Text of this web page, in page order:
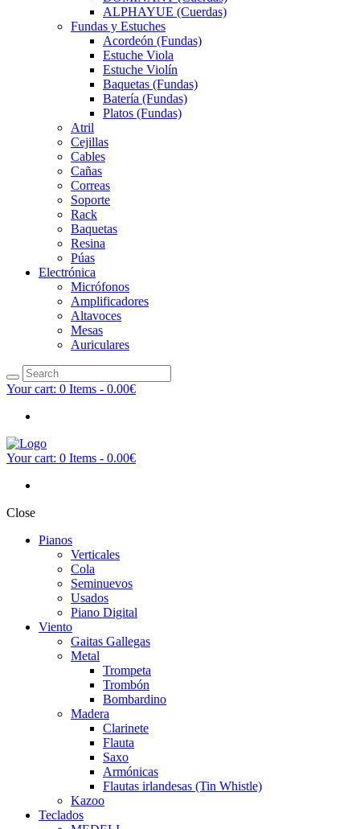
ALPHAYUE (Cuerdas)
Fundas y Estuches
Acordeón (Fundas)
Estuche Viola
Estuche Violín
Baquetas (Fundas)
Batería (Fundas)
Platos (Fundas)
Atril
Cejillas
Cables
Cañas
Correas
Soporte
Rack
Baquetas
Resina
Púas
Electrónica
Micrófonos
Amplificadores
Altavoces
Mesas
Auriculares
Your cart: 0 Items - 0.00€
Your cart: 0 Items - 0.00€
Close
Pianos
Verticales
Cola
Seminuevos
Usados
Piano Digital
Viento
Gaitas Gallegas
Metal
Trompeta
Trombón
Bombardino
Madera
Clarinete
Flauta
Saxo
Armónicas
Flautas irlandesas (Tin Whistle)
Kazoo
Teclados